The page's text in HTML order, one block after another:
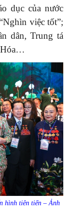
dục của nước
việc tốt”;
dân, Trung tá
Hóa…
hình tiên tiến – Ảnh